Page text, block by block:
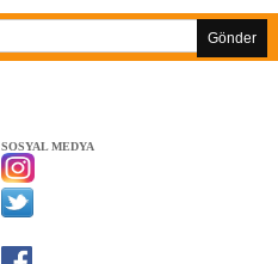
Gönder
SOSYAL MEDYA